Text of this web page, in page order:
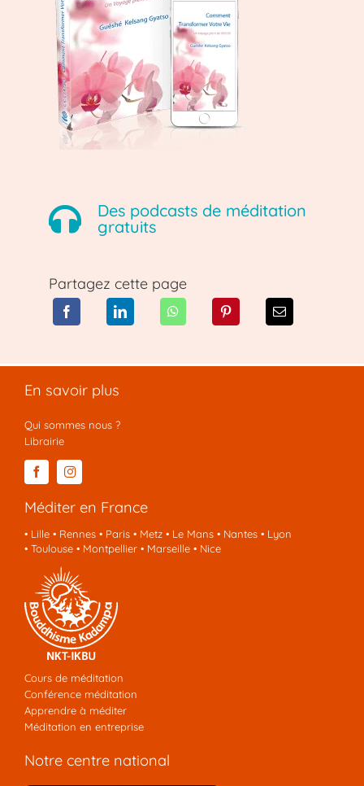
Des podcasts de méditation
gratuits
Partagez cette page
En savoir plus
Qui sommes nous ?
Librairie
Méditer en France
• Lille• Rennes• Paris• Metz• Le Mans• Nantes• Lyon
• Toulouse• Montpellier• Marseille• Nice
Cours de méditation
Conférence méditation
Apprendre à méditer
Méditation en entreprise
Notre centre national